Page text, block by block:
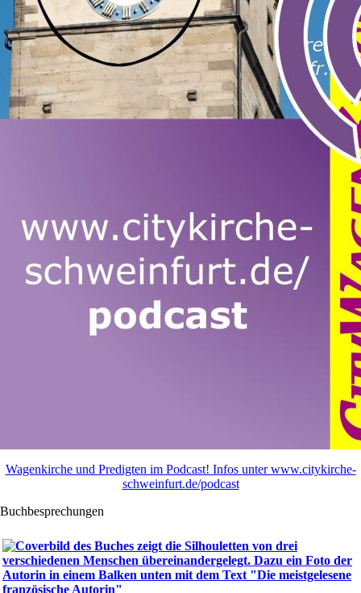
Wagenkirche und Predigten im Podcast! Infos unter www.citykirche-
schweinfurt.de/podcast
Buchbesprechungen